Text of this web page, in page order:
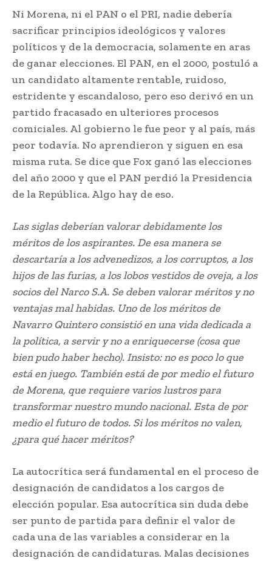
Ni Morena, ni el PAN o el PRI, nadie debería
sacrificar principios ideológicos y valores
políticos y de la democracia, solamente en aras
de ganar elecciones. El PAN, en el 2000, postuló a
un candidato altamente rentable, ruidoso,
estridente y escandaloso, pero eso derivó en un
partido fracasado en ulteriores procesos
comiciales. Al gobierno le fue peor y al país, más
peor todavía. No aprendieron y siguen en esa
misma ruta. Se dice que Fox ganó las elecciones
del año 2000 y que el PAN perdió la Presidencia
de la República. Algo hay de eso.
Las siglas deberían valorar debidamente los
méritos de los aspirantes. De esa manera se
descartaría a los advenedizos, a los corruptos, a los
hijos de las furias, a los lobos vestidos de oveja, a los
socios del Narco S.A. Se deben valorar méritos y no
ventajas mal habidas. Uno de los méritos de
Navarro Quintero consistió en una vida dedicada a
la política, a servir y no a enriquecerse (cosa que
bien pudo haber hecho). Insisto: no es poco lo que
está en juego. También está de por medio el futuro
de Morena, que requiere varios lustros para
transformar nuestro mundo nacional. Esta de por
medio el futuro de todos. Si los méritos no valen,
¿para qué hacer méritos?
La autocrítica será fundamental en el proceso de
designación de candidatos a los cargos de
elección popular. Esa autocrítica sin duda debe
ser punto de partida para definir el valor de
cada una de las variables a considerar en la
designación de candidaturas. Malas decisiones